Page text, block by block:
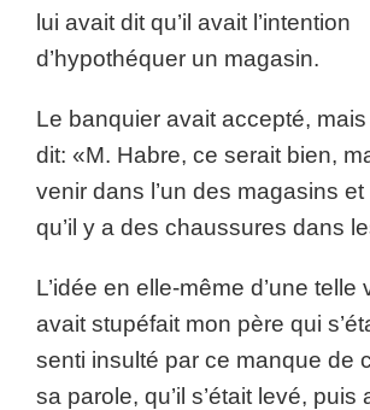
lui avait dit qu’il avait l’intention
d’hypothéquer un magasin.
Le banquier avait accepté,
dit: «M. Habre, ce serait bien,
venir dans l’un des magasins
qu’il y a des chaussures dans
L’idée en elle-même d’une telle
avait stupéfait mon père qui
senti insulté par ce manque de
sa parole, qu’il s’était levé, puis